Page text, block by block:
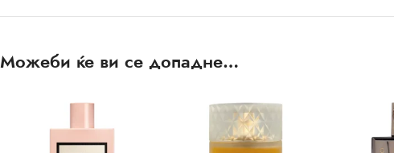
Можеби ќе ви се допадне…